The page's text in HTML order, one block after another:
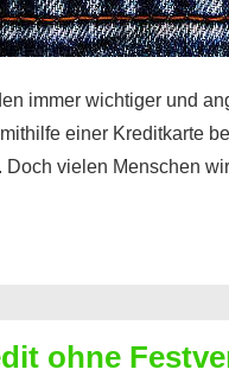
immer wichtiger und
einer Kreditkarte
Doch vielen Menschen
ohne